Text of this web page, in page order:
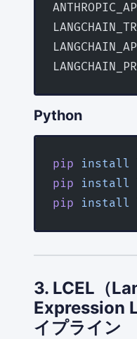
Python
pip install
pip install
pip install
3. LCEL（
Expression
イプライン